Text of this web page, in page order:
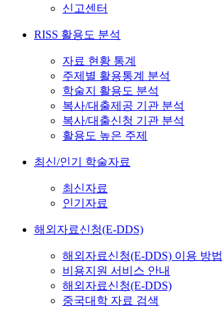
신고센터
RISS 활용도 분석
자료 현황 통계
주제별 활용통계 분석
학술지 활용도 분석
복사/대출제공 기관 분석
복사/대출신청 기관 분석
활용도 높은 주제
최신/인기 학술자료
최신자료
인기자료
해외자료신청(E-DDS)
해외자료신청(E-DDS) 이용 방법
비용지원 서비스 안내
해외자료신청(E-DDS)
중국대학 자료 검색